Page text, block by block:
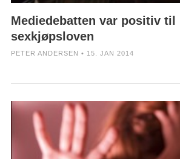
Mediedebatten var positiv til
sexkjøpsloven
PETER ANDERSEN • 15. JAN 2014